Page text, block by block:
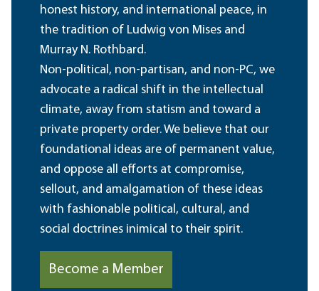
honest history, and international peace, in
the tradition of Ludwig von Mises and
Murray N. Rothbard.
Non-political, non-partisan, and non-PC, we
advocate a radical shift in the intellectual
climate, away from statism and toward a
private property order. We believe that our
foundational ideas are of permanent value,
and oppose all efforts at compromise,
sellout, and amalgamation of these ideas
with fashionable political, cultural, and
social doctrines inimical to their spirit.
Become a Member